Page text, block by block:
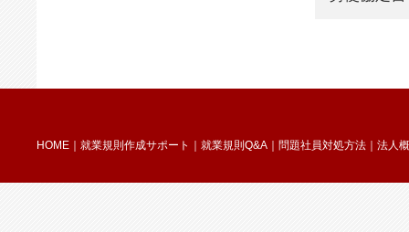
HOME｜ 就業規則作成サポート｜ 就業規則Q&A｜ 問題社員対処方法｜ 法人